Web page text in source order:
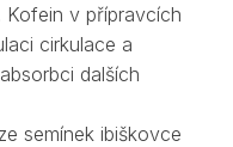
Kofein v přípravcích
cirkulace a
dalších
semínek ibiškovce